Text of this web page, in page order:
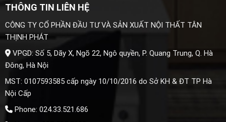
THÔNG TIN LIÊN HỆ
CÔNG TY CỔ PHẦN ĐẦU TƯ VÀ SẢN XUẤT NỘI THẤT TÂN
THỊNH PHÁT
VPGD: Số 5, Dãy X, Ngõ 22, Ngô quyền, P. Quang Trung, Q. Hà
Đông, Hà Nội
MST: 0107593585 cấp ngày 10/10/2016 do Sở KH & ĐT TP Hà
Nội Cấp
Phone: 024.33.521.686